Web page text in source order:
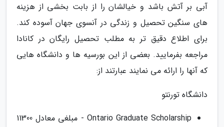
آبی بر آتش باشد و خیالشان را از بابت بخشی از هزینه
های سنگین تحصیل و زندگی در آنسوی جهان آسوده کند.
برای اطلاع دقیق تر به مطلب تحصیل رایگان در کانادا
مراجعه بفرمایید. بعضی از این بورسیه ها و دانشگاه هایی
که آنها را ارائه می نمایند عبارتند از:
دانشگاه تورنتو
Ontario Graduate Scholarship - مبلغی معادل 11300